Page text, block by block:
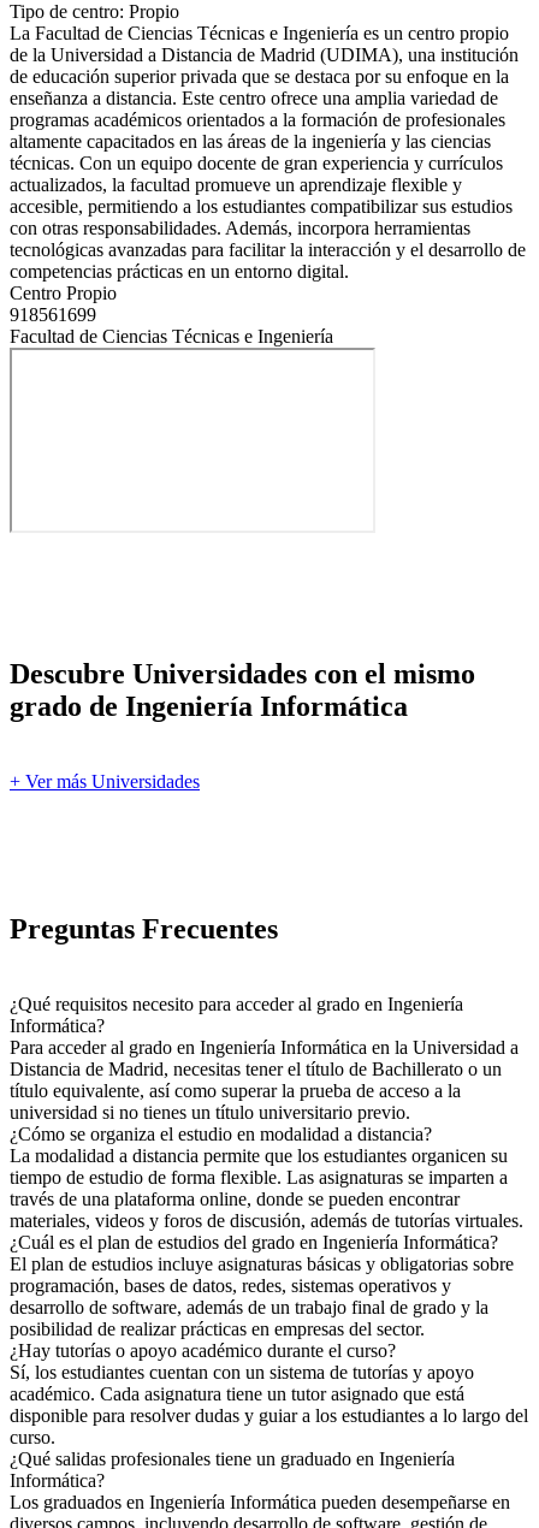
Tipo de centro: Propio
La Facultad de Ciencias Técnicas e Ingeniería es un centro propio
de la Universidad a Distancia de Madrid (UDIMA), una institución
de educación superior privada que se destaca por su enfoque en la
enseñanza a distancia. Este centro ofrece una amplia variedad de
programas académicos orientados a la formación de profesionales
altamente capacitados en las áreas de la ingeniería y las ciencias
técnicas. Con un equipo docente de gran experiencia y currículos
actualizados, la facultad promueve un aprendizaje flexible y
accesible, permitiendo a los estudiantes compatibilizar sus estudios
con otras responsabilidades. Además, incorpora herramientas
tecnológicas avanzadas para facilitar la interacción y el desarrollo de
competencias prácticas en un entorno digital.
Centro Propio
918561699
Facultad de Ciencias Técnicas e Ingeniería
Descubre Universidades con el mismo
grado de Ingeniería Informática
+ Ver más Universidades
Preguntas Frecuentes
¿Qué requisitos necesito para acceder al grado en Ingeniería
Informática?
Para acceder al grado en Ingeniería Informática en la Universidad a
Distancia de Madrid, necesitas tener el título de Bachillerato o un
título equivalente, así como superar la prueba de acceso a la
universidad si no tienes un título universitario previo.
¿Cómo se organiza el estudio en modalidad a distancia?
La modalidad a distancia permite que los estudiantes organicen su
tiempo de estudio de forma flexible. Las asignaturas se imparten a
través de una plataforma online, donde se pueden encontrar
materiales, videos y foros de discusión, además de tutorías virtuales.
¿Cuál es el plan de estudios del grado en Ingeniería Informática?
El plan de estudios incluye asignaturas básicas y obligatorias sobre
programación, bases de datos, redes, sistemas operativos y
desarrollo de software, además de un trabajo final de grado y la
posibilidad de realizar prácticas en empresas del sector.
¿Hay tutorías o apoyo académico durante el curso?
Sí, los estudiantes cuentan con un sistema de tutorías y apoyo
académico. Cada asignatura tiene un tutor asignado que está
disponible para resolver dudas y guiar a los estudiantes a lo largo del
curso.
¿Qué salidas profesionales tiene un graduado en Ingeniería
Informática?
Los graduados en Ingeniería Informática pueden desempeñarse en